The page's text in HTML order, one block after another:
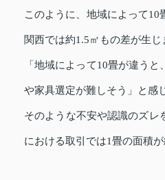
このように、地域によって10
関西では約1.5㎡もの差が生じ
「地域によって10畳が違う
や家具選定が難しそう」と感
そのような不安や認識のズレ
における取引では1畳の面積が